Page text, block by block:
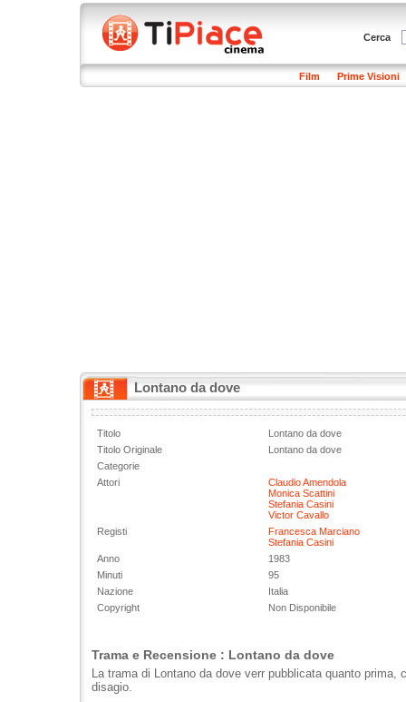
Cerca
Film Prime Visioni
Lontano da dove
Titolo
Lontano da dove
Titolo Originale
Lontano da dove
Categorie
Attori
Claudio Amendola
Monica Scattini
Stefania Casini
Victor Cavallo
Registi
Francesca Marciano
Stefania Casini
Anno
1983
Minuti
95
Nazione
Italia
Copyright
Non Disponibile
Trama e Recensione : Lontano da dove
La trama di Lontano da dove verr pubblicata quanto prima,
disagio.